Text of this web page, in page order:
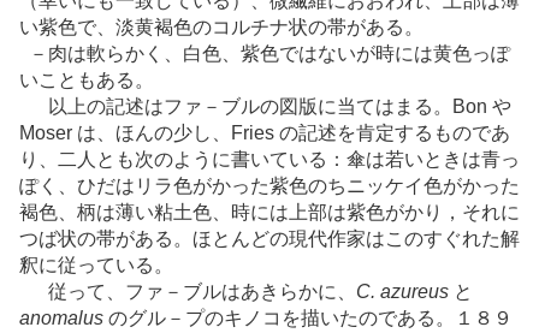
い紫色で、淡黄褐色のコルチナ状の帯がある。
－肉は軟らかく、白色、紫色ではないが時には黄色っぽ
いこともある。
以上の記述はファ－ブルの図版に当てはまる。Bon や
Moser は、ほんの少し、Fries の記述を肯定するものであ
り、二人とも次のように書いている：傘は若いときは青っ
ぽく、ひだはリラ色がかった紫色のちニッケイ色がかった
褐色、柄は薄い粘土色、時には上部は紫色がかり，それに
つば状の帯がある。ほとんどの現代作家はこのすぐれた解
釈に従っている。
従って、ファ－ブルはあきらかに、 C. azureus と
anomalus のグル－プのキノコを描いたのである。１８９